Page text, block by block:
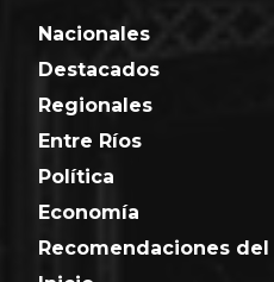
Nacionales
Destacados
Regionales
Entre Ríos
Política
Economía
Recomendaciones